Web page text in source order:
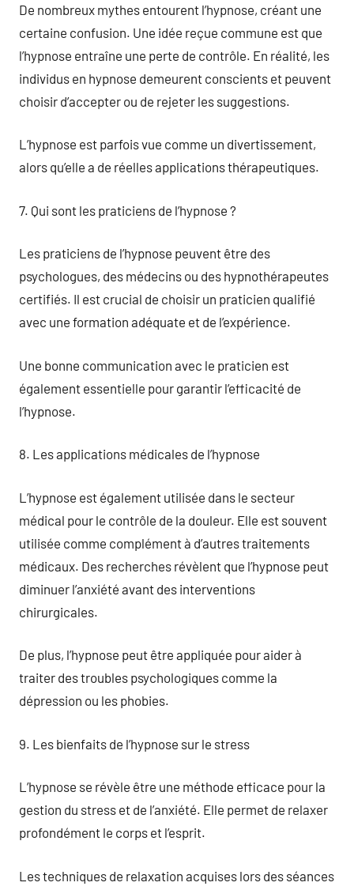
De nombreux mythes entourent l’hypnose, créant une
certaine confusion. Une idée reçue commune est que
l’hypnose entraîne une perte de contrôle. En réalité, les
individus en hypnose demeurent conscients et peuvent
choisir d’accepter ou de rejeter les suggestions.
L’hypnose est parfois vue comme un divertissement,
alors qu’elle a de réelles applications thérapeutiques.
7. Qui sont les praticiens de l’hypnose ?
Les praticiens de l’hypnose peuvent être des
psychologues, des médecins ou des hypnothérapeutes
certifiés. Il est crucial de choisir un praticien qualifié
avec une formation adéquate et de l’expérience.
Une bonne communication avec le praticien est
également essentielle pour garantir l’efficacité de
l’hypnose.
8. Les applications médicales de l’hypnose
L’hypnose est également utilisée dans le secteur
médical pour le contrôle de la douleur. Elle est souvent
utilisée comme complément à d’autres traitements
médicaux. Des recherches révèlent que l’hypnose peut
diminuer l’anxiété avant des interventions
chirurgicales.
De plus, l’hypnose peut être appliquée pour aider à
traiter des troubles psychologiques comme la
dépression ou les phobies.
9. Les bienfaits de l’hypnose sur le stress
L’hypnose se révèle être une méthode efficace pour la
gestion du stress et de l’anxiété. Elle permet de relaxer
profondément le corps et l’esprit.
Les techniques de relaxation acquises lors des séances